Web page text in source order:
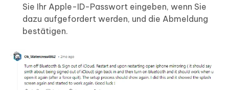
Sie Ihr Apple-ID-Passwort eingeben, wenn Sie
dazu aufgefordert werden, und die Abmeldung
bestätigen.